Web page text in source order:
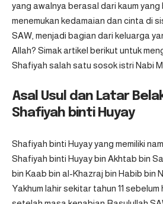
yang awalnya berasal dari kaum
menemukan kedamaian dan cinta di
SAW, menjadi bagian dari keluarga
Allah? Simak artikel berikut untuk
Shafiyah salah satu sosok istri Nabi
Asal Usul dan Latar
Shafiyah binti Huyay
Shafiyah binti Huyay yang memiliki
Shafiyah binti Huyay bin Akhtab bin
bin Kaab bin al-Khazraj bin Habib bin
Yakhum lahir sekitar tahun 11